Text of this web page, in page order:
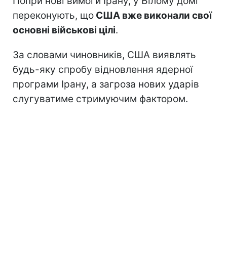
переконують, що США вже виконали свої
основні військові цілі.
За словами чиновників, США виявлять
будь-яку спробу відновлення ядерної
програми Ірану, а загроза нових ударів
слугуватиме стримуючим фактором.